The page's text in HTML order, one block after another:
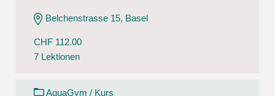
Belchenstrasse 15, Basel
CHF 112.00
7 Lektionen
AquaGym / Kurs